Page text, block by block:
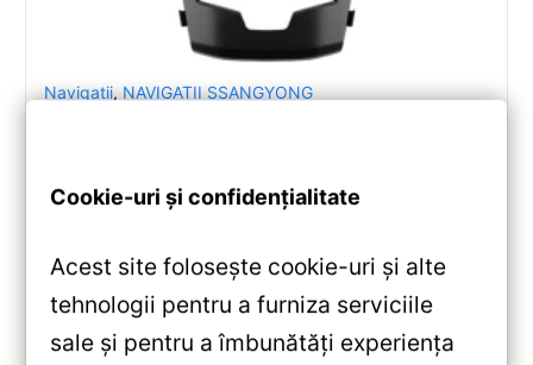
Navigatii,NAVIGATII SSANGYONG
2+32GB 9″ QLED Octa-core — Teyes —
Recenzie Detaliată, Testare &
Navigație Teyes CC2 Plus pentru SsangYong Actyon
2: ecran QLED 9″, Android 10, Octa-core, Bluetooth
5.1, DSP și conectivitate 4G/WiFi pentru experiență
Cookie-uri și confidențialitate
Acest site folosește cookie-uri și alte
tehnologii pentru a furniza serviciile
sale și pentru a îmbunătăți experiența